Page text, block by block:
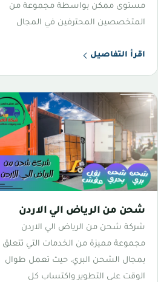
مستوى ممكن بواسطة مجموعة من
المتخصصين المحترفين في المجال
اقرأ التفاصيل
شحن من الرياض الي الاردن
شركة شحن من الرياض الي الاردن
مجموعة مميزة من الخدمات التي تتعلق
بمجال الشحن البري، حيث تعمل طوال
الوقت على التطوير واكتساب كل